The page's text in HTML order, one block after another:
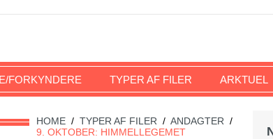
FORKYNDERE TYPER AF FILER ARKTUEL
HOME / TYPER AF FILER / ANDAGTER /
9. OKTOBER: HIMMELLEGEMET